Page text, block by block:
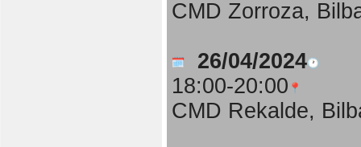
CMD Zorroza,
26/04/2024
18:00-20:00
CMD Rekalde,